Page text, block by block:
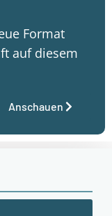
Format
auf diesem
Anschauen